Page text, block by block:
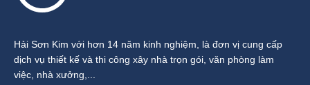
Hải Sơn Kim với hơn 14 năm kinh nghiệm, là đơn vị cung cấp
dịch vụ thiết kế và thi công xây nhà trọn gói, văn phòng làm
việc, nhà xưởng,...